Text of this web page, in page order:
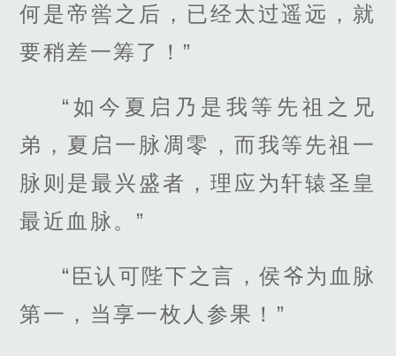
何是帝喾之后，已经太过遥远，就
要稍差一筹了！”
“如今夏启乃是我等先祖之兄
弟，夏启一脉凋零，而我等先祖一
脉则是最兴盛者，理应为轩辕圣皇
最近血脉。”
“臣认可陛下之言，侯爷为血脉
第一，当享一枚人参果！”